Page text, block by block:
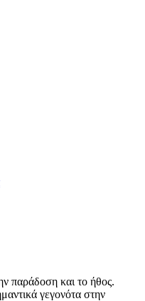
παράδοση και το ήθος.
γεγονότα στην